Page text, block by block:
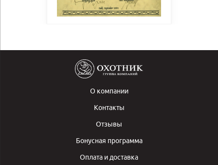
О компании
Контакты
Отзывы
Бонусная программа
Оплата и доставка